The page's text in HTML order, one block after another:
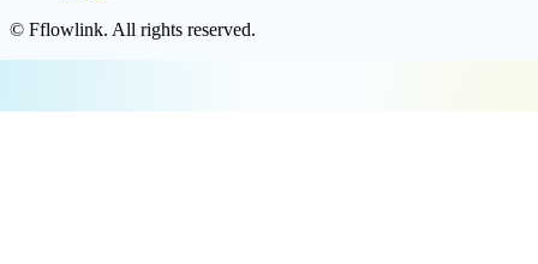
© Fflowlink. All rights reserved.